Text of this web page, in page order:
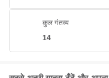
कुल गंतव्य
14